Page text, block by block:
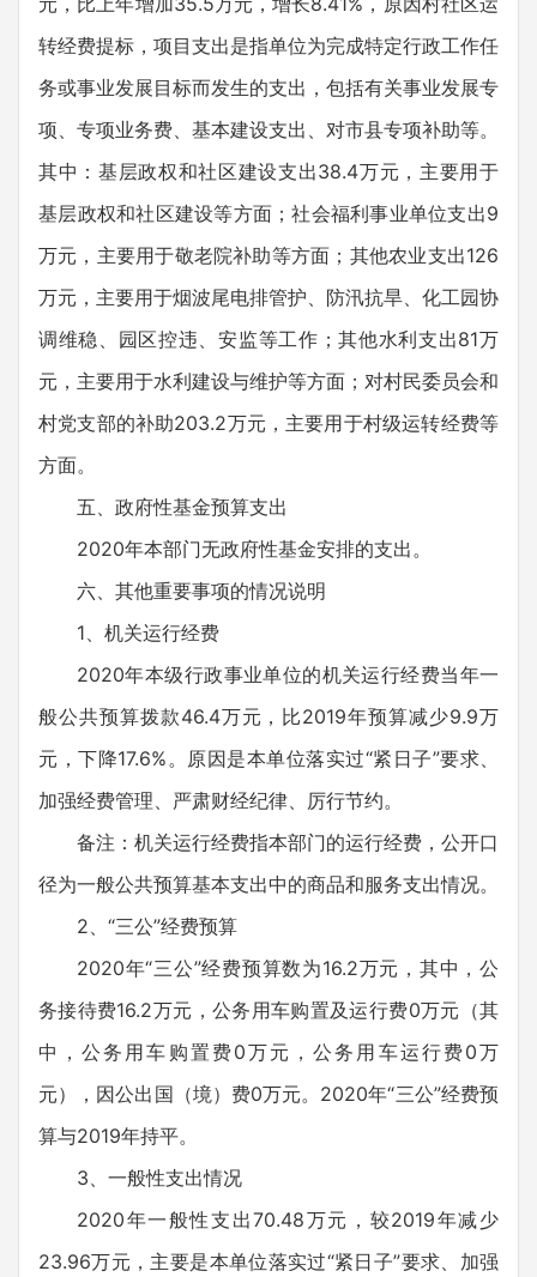
转经费提标，项目支出是指单位为完成特定行政工作任
务或事业发展目标而发生的支出，包括有关事业发展专
项、专项业务费、基本建设支出、对市县专项补助等。
其中：基层政权和社区建设支出38.4万元，主要用于
基层政权和社区建设等方面；社会福利事业单位支出9
万元，主要用于敬老院补助等方面；其他农业支出126
万元，主要用于烟波尾电排管护、防汛抗旱、化工园协
调维稳、园区控违、安监等工作；其他水利支出81万
元，主要用于水利建设与维护等方面；对村民委员会和
村党支部的补助203.2万元，主要用于村级运转经费等
方面。
五、政府性基金预算支出
2020年本部门无政府性基金安排的支出。
六、其他重要事项的情况说明
1、机关运行经费
2020年本级行政事业单位的机关运行经费当年一
般公共预算拨款46.4万元，比2019年预算减少9.9万
元，下降17.6%。原因是本单位落实过“紧日子”要求、
加强经费管理、严肃财经纪律、厉行节约。
备注：机关运行经费指本部门的运行经费，公开口
径为一般公共预算基本支出中的商品和服务支出情况。
2、“三公”经费预算
2020年“三公”经费预算数为16.2万元，其中，公
务接待费16.2万元，公务用车购置及运行费0万元（其
中，公务用车购置费0万元，公务用车运行费0万
元），因公出国（境）费0万元。2020年“三公”经费预
算与2019年持平。
3、一般性支出情况
2020年一般性支出70.48万元，较2019年减少
23.96万元，主要是本单位落实过“紧日子”要求、加强